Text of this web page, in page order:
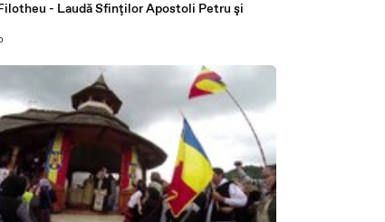
- Laudă Sfinţilor Apostoli Petru şi